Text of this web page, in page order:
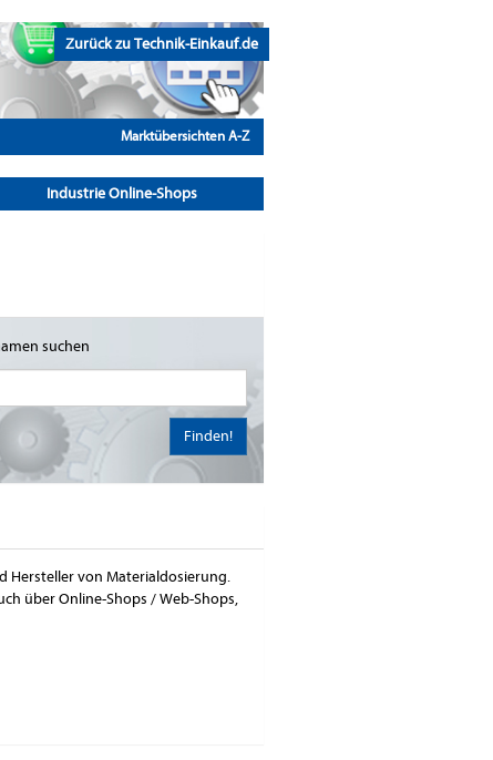
Zurück zu Technik-Einkauf.de
Marktübersichten A-Z
Industrie Online-Shops
suchen
Finden!
Hersteller von Materialdosierung.
über Online-Shops / Web-Shops,